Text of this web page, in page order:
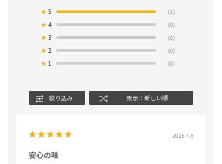
★5 (1)
★4 (0)
★3 (0)
★ 2 (0)
★ 1 (0)
絞り込み 表示：新しい順
2026.7.6
安心の味